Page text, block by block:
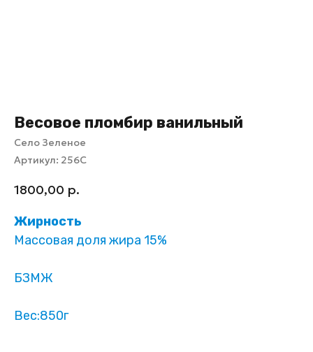
Весовое пломбир ванильный
Село Зеленое
Артикул: 256С
1800,00 р.
Жирность
Массовая доля жира 15%
БЗМЖ
Вес:850г